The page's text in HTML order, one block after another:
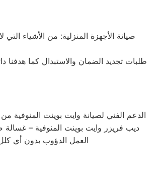
صيانة الأجهزة المنزلية: من الأشياء
طلبات تجديد الضمان والاستبدال كما
الدعم الفني لصيانة وايت بوينت
ديب فريزر وايت بوينت المنوفية –
العمل الدؤوب بدون أي